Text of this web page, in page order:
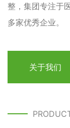
整，集团专注于
多家优秀企业。
关于我们